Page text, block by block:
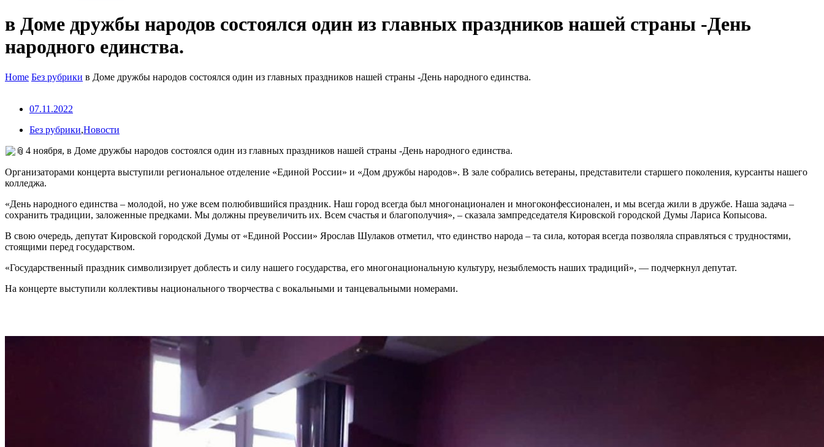
в Доме дружбы народов состоялся один из главных праздников нашей страны -День
народного единства.
Home Без рубрики в Доме дружбы народов состоялся один из главных праздников нашей страны -День народного единства.
07.11.2022
Без рубрики,Новости
4 ноября, в Доме дружбы народов состоялся один из главных праздников нашей страны -День народного единства.
Организаторами концерта выступили региональное отделение «Единой России» и «Дом дружбы народов». В зале собрались ветераны, представители старшего поколения, курсанты нашего
колледжа.
«День народного единства – молодой, но уже всем полюбившийся праздник. Наш город всегда был многонационален и многоконфессионален, и мы всегда жили в дружбе. Наша задача –
сохранить традиции, заложенные предками. Мы должны преувеличить их. Всем счастья и благополучия», – сказала зампредседателя Кировской городской Думы Лариса Копысова.
В свою очередь, депутат Кировской городской Думы от «Единой России» Ярослав Шулаков отметил, что единство народа – та сила, которая всегда позволяла справляться с трудностями,
стоящими перед государством.
«Государственный праздник символизирует доблесть и силу нашего государства, его многонациональную культуру, незыблемость наших традиций», — подчеркнул депутат.
На концерте выступили коллективы национального творчества с вокальными и танцевальными номерами.